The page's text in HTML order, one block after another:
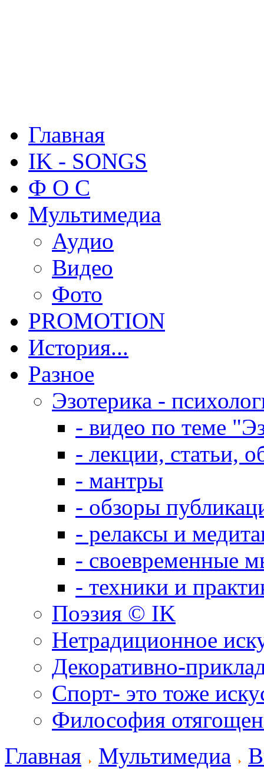
Главная
IK - SONGS
Ф О С
Мультимедиа
Аудио
Видео
Фото
PROMOTION
История...
Разное
Эзотерика -
- видео по теме
- лекции, статьи,
- мантры
- обзоры
- релаксы и
- своевременные
- техники и
Поэзия © IK
Нетрадиционное
Декоративно-
Спорт- это тоже
Философия
Главная
Мультимедиа